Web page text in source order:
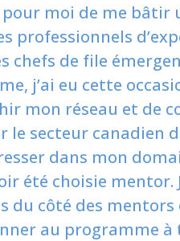
moi de me bâtir
professionnels
chefs de file
j’ai eu cette
mon réseau et de
le secteur canadien
dans mon
été choisie mentor.
du côté des
au programme